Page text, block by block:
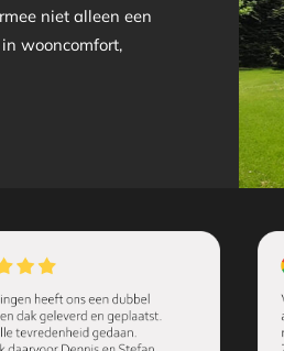
niet alleen een
wooncomfort,